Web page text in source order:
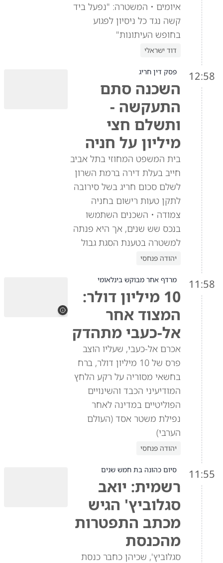
איומים • המשטרה: "נפעל ביד
קשה נגד כל ניסיון לפגוע
בחופש העיתונות"
דוד ישראלי
12:58 פסק דין חריג
השכנה סתם
התעקשה -
ותשלם חצי
מיליון על חניה
בית המשפט המחוזי בתל אביב
חייב בעלת דירה ברמת השרון
לשלם סכום חריג בשל סירובה
לתקן טעות רישום בחניה
צמודה • השכנים השתמשו
בנכס שש שנים, אך היא פנתה
למשטרה בטענת הסגת גבול
יהודה פנחסי
11:58 מרדף אחר מבוקש בינלאומי
10 מיליון דולר:
המצוד אחר
אל-כעבי מתהדק
אכרם אל-כעבי, שעליו הוצב
פרס של 10 מיליון דולר, ברח
בחשאי מסוריה על רקע הלחץ
המודיעיני הכבד והשינויים
הפוליטיים במדינה לאחר
נפילת משטר אסד (העולם
הערבי)
יהודה פנחסי
11:55 סיום כהונה בת חמש שנים
רשמית: יואב
סגלוביץ' הגיש
מכתב התפטרות
מהכנסת
סגלוביץ', שכיהן כחבר כנסת